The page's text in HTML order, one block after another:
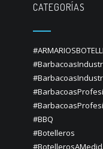
CATEGORÍAS
#BBQ
#Botelleros